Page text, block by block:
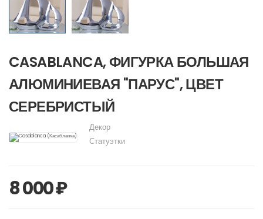
CASABLANCA, ФИГУРКА БОЛЬШАЯ
АЛЮМИНИЕВАЯ "ПАРУС", ЦВЕТ
СЕРЕБРИСТЫЙ
Декор
Статуэтки
8 000 ₽